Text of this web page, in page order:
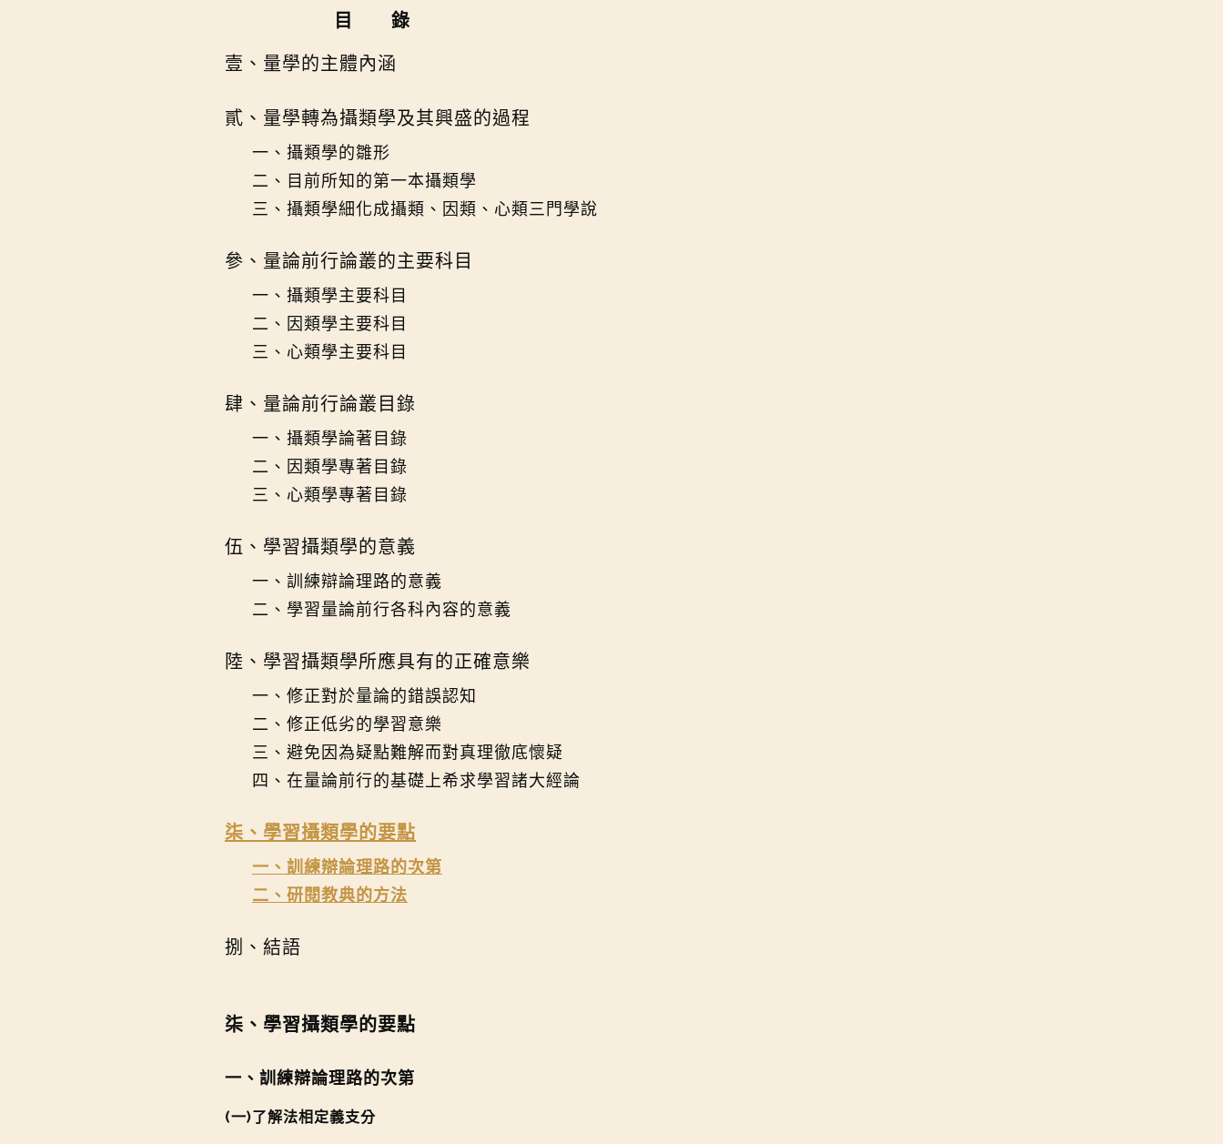
目 錄
壹、量學的主體內涵
貳、量學轉為攝類學及其興盛的過程
一、攝類學的雛形
二、目前所知的第一本攝類學
三、攝類學細化成攝類、因類、心類三門學說
參、量論前行論叢的主要科目
一、攝類學主要科目
二、因類學主要科目
三、心類學主要科目
肆、量論前行論叢目錄
一、攝類學論著目錄
二、因類學專著目錄
三、心類學專著目錄
伍、學習攝類學的意義
一、訓練辯論理路的意義
二、學習量論前行各科內容的意義
陸、學習攝類學所應具有的正確意樂
一、修正對於量論的錯誤認知
二、修正低劣的學習意樂
三、避免因為疑點難解而對真理徹底懷疑
四、在量論前行的基礎上希求學習諸大經論
柒、學習攝類學的要點
一、訓練辯論理路的次第
二、研閱教典的方法
捌、結語
柒、學習攝類學的要點
一、訓練辯論理路的次第
(一)了解法相定義支分